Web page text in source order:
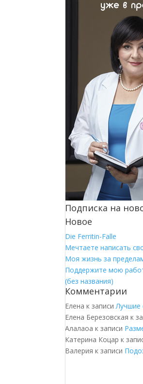
Подписка на
Новое
Die Ferritin-Falle
Мечтаете написать
Моя жизнь за
Поддержите мою
(без названия)
Комментарии
Елена к записиЛучшие
Елена Березовская к
Алалаоа к записи
Катерина Коцар к
Валерия к записи